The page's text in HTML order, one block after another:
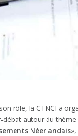
rôle, la CTNCI a
débat autour du thème
Néerlandais